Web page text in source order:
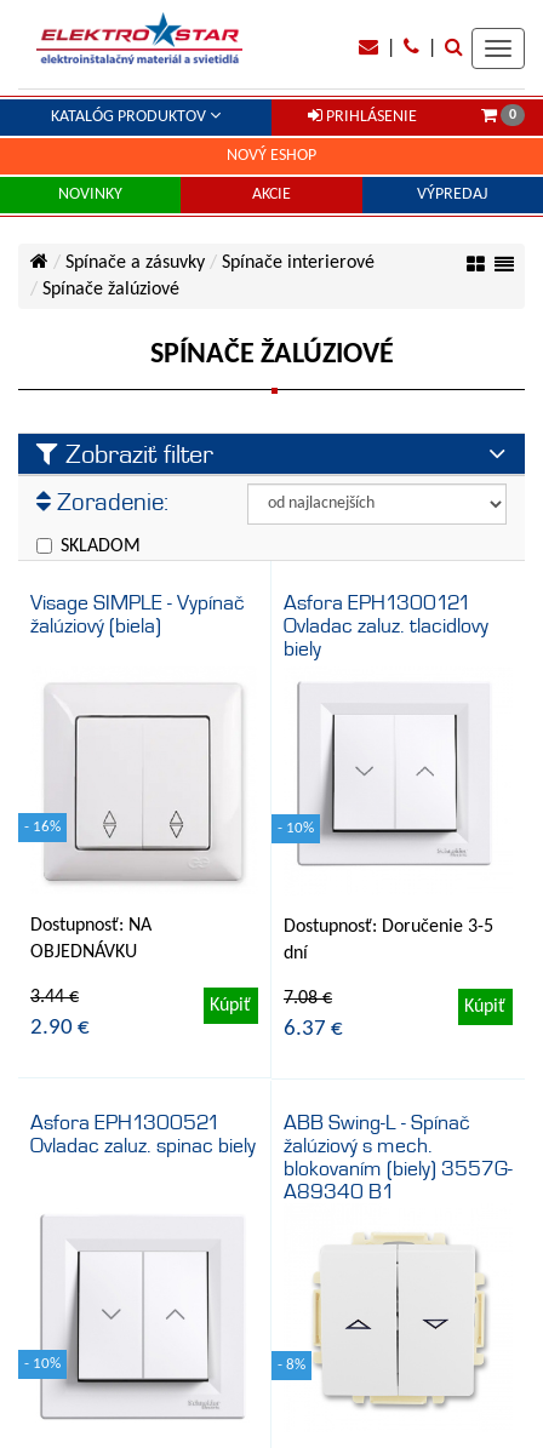
KATALÓG PRODUKTOV PRIHLÁSENIE 0
NOVÝ ESHOP
NOVINKY AKCIE VÝPREDAJ
Spínače a zásuvky
Spínače interierové
Spínače žalúziové
SPÍNAČE ŽALÚZIOVÉ
Zobraziť filter
Výrobca
Farba
ABB
Schneider Electric
Zoradenie:
SKLADOM
Visage SIMPLE - Vypínač
žalúziový (biela)
- 16%
Dostupnosť: NA
OBJEDNÁVKU
3.44 €
2.90 €
Kúpiť
Asfora EPH1300121
Ovladac zaluz. tlacidlovy
biely
- 10%
Dostupnosť: Doručenie 3-5
dní
7.08 €
6.37 €
Kúpiť
Asfora EPH1300521
Ovladac zaluz. spinac biely
- 10%
ABB Swing-L - Spínač
žalúziový s mech.
blokovaním (biely) 3557G-
A89340 B1
- 8%